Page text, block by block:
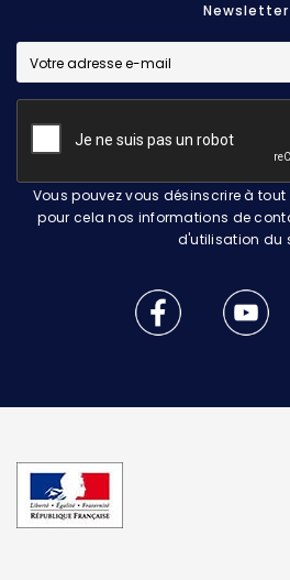
Newsletter
Vous pouvez vous désinscrire à
pour cela nos informations de
d'utilisation du